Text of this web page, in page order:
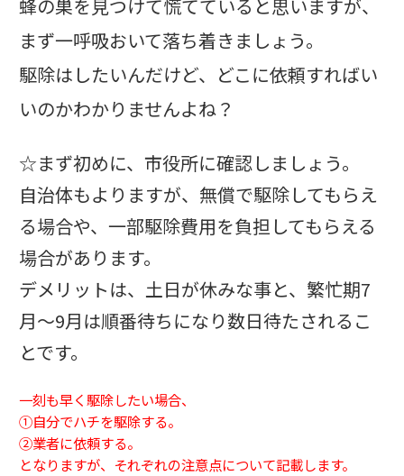
蜂の巣を見つけて慌てていると思いますが、
まず一呼吸おいて落ち着きましょう。
駆除はしたいんだけど、どこに依頼すればい
いのかわかりませんよね？
☆まず初めに、市役所に確認しましょう。
自治体もよりますが、無償で駆除してもらえ
る場合や、一部駆除費用を負担してもらえる
場合があります。
デメリットは、土日が休みな事と、繁忙期7
月～9月は順番待ちになり数日待たされるこ
とです。
一刻も早く駆除したい場合、
①自分でハチを駆除する。
②業者に依頼する。
となりますが、それぞれの注意点について記載します。